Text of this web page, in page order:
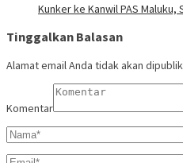
Kunker ke Kanwil PAS
Tinggalkan Balasan
Alamat email Anda tidak akan
Komentar